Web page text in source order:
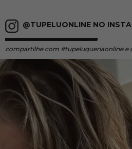
@TUPELUONLINE NO
compartilhe com #tupeluqueriaonline e